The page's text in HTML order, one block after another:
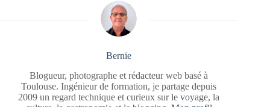
Bernie
Blogueur, photographe et rédacteur web basé à
Toulouse. Ingénieur de formation, je partage depuis
2009 un regard technique et curieux sur le voyage, la